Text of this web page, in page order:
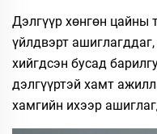
Дэлгүүр хөнгөн цайны
үйлдвэрт
хийгдсэн бусад
дэлгүүртэй хамт
хамгийн ихээр